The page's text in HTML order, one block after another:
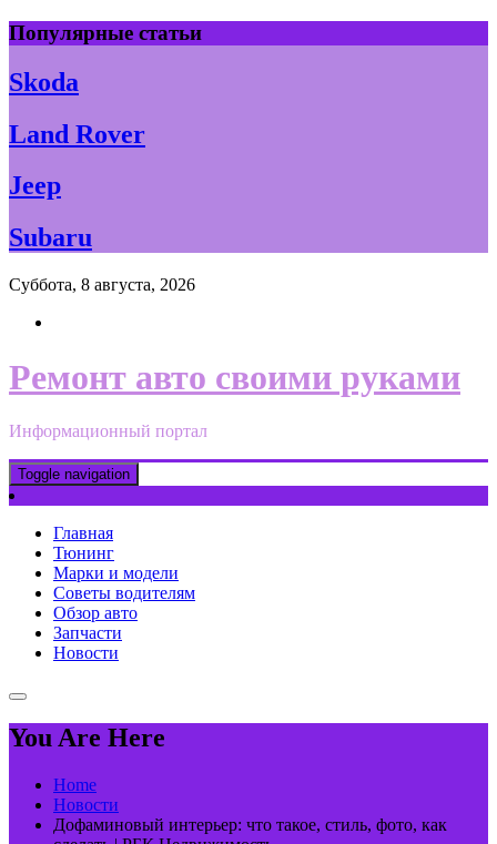
Skip
to
content
Популярные статьи
Skoda
Land Rover
Jeep
Subaru
Суббота, 8 августа, 2026
Ремонт авто своими руками
Информационный портал
Toggle navigation
Главная
Тюнинг
Марки и модели
Советы водителям
Обзор авто
Запчасти
Новости
You Are Here
Home
Новости
Дофаминовый интерьер: что такое, стиль, фото, как